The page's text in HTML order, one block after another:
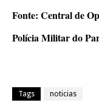
Fonte: Central de
Polícia Militar do
Tags noticias